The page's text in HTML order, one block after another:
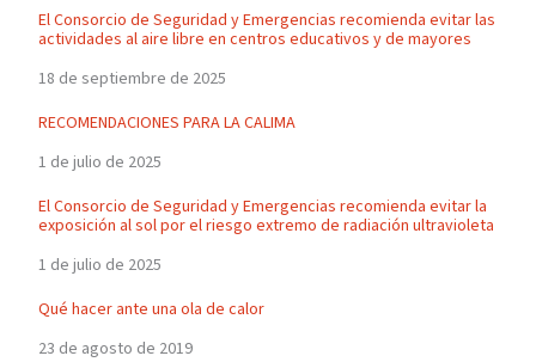
El Consorcio de Seguridad y Emergencias recomienda evitar las
actividades al aire libre en centros educativos y de mayores
18 de septiembre de 2025
RECOMENDACIONES PARA LA CALIMA
1 de julio de 2025
El Consorcio de Seguridad y Emergencias recomienda evitar la
exposición al sol por el riesgo extremo de radiación ultravioleta
1 de julio de 2025
Qué hacer ante una ola de calor
23 de agosto de 2019